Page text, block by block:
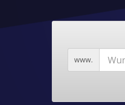
Wunschdomain
www.